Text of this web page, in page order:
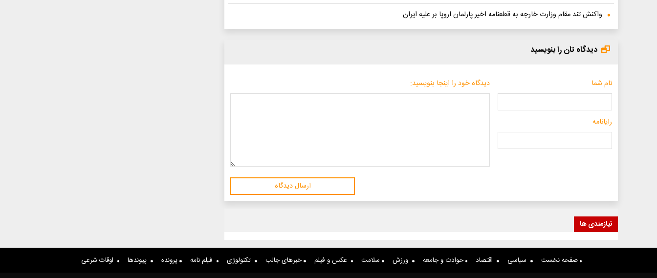
واکنش تند مقام وزارت خارجه به قطعنامه اخیر پارلمان اروپا بر علیه ایران
دیدگاه تان را بنویسید
نام شما
رایانامه
دیدگاه خود را اینجا بنویسید:
ارسال دیدگاه
نیازمندی ها
صفحه نخست سیاسی اقتصاد حوادث و جامعه ورزش سلامت عکس و فیلم خبرهای جالب تکنولوژی فیلم نامه پرونده پیوندها اوقات شرعی